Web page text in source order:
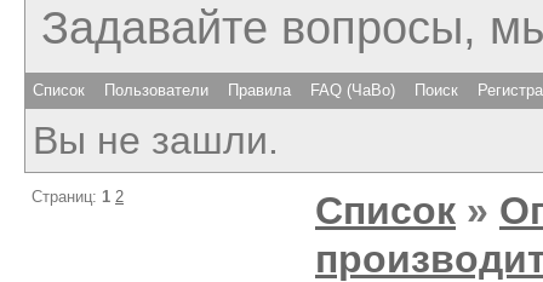
Задавайте вопросы,
Список Пользователи Правила FAQ (ЧаВо) Поиск
Вы не зашли.
Страниц: 1 2 Список »